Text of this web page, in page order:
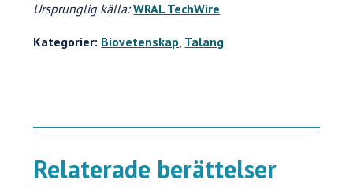
Ursprunglig källa: WRAL TechWire
Kategorier: Biovetenskap, Talang
Relaterade berättelser